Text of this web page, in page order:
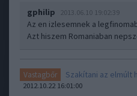
gphilip 2013.06.10 19:02:39
Az en izlesemnek a
Azt hiszem Romaniaban
Vastagbőr Szakítani az elmúlt
2012.10.22 16:01:00